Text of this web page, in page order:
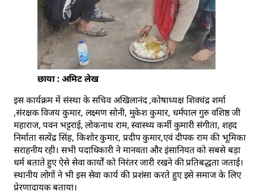
छाया : अमिट लेख
इस कार्यक्रम में संस्था के सचिव अखिलानंद ,कोषाध्यक्ष शिवचंद्र शर्मा
,संरक्षक विजय कुमार, लक्ष्मण सोनी, मुकेश कुमार, धर्मपाल गुरु वशिष्ठ जी
महाराज, पवन भट्टराई, लोकनाथ राम, स्वास्थ्य कर्मी कुमारी संगीता, शहद
निर्माता सत्येंद्र सिंह, किशोर कुमार, प्रदीप कुमार,एवं दीपक राम की भूमिका
सराहनीय रही। सभी पदाधिकारी ने मानवता और इंसानियत को सबसे बड़ा
धर्म बताते हुए ऐसे सेवा कार्यों को निरंतर जारी रखने की प्रतिबद्धता जताई।
स्थानीय लोगों ने भी इस सेवा कार्य की प्रशंसा करते हुए इसे समाज के लिए
प्रेरणादायक बताया।